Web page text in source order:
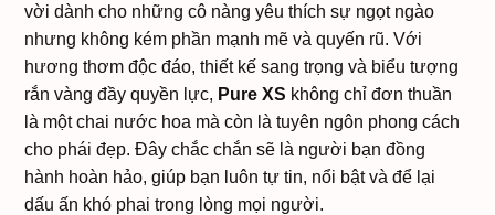
vời dành cho những cô nàng yêu thích sự ngọt ngào
nhưng không kém phần mạnh mẽ và quyến rũ. Với
hương thơm độc đáo, thiết kế sang trọng và biểu tượng
rắn vàng đầy quyền lực, Pure XS không chỉ đơn thuần
là một chai nước hoa mà còn là tuyên ngôn phong cách
cho phái đẹp. Đây chắc chắn sẽ là người bạn đồng
hành hoàn hảo, giúp bạn luôn tự tin, nổi bật và để lại
dấu ấn khó phai trong lòng mọi người.